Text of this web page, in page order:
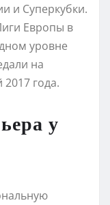
и Суперкубки.
Европы в
уровне
на
года.
у